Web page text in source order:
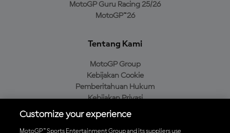
MotoGP Guru Racing 25/26
MotoGP™26
Tentang Kami
MotoGP Group
Kebijakan Cookie
Pemberitahuan Hukum
Kebijakan Privasi
Kebijakan Pembelian
Customize your experience
MotoGP™ Sports Entertainment Group and its suppliers use